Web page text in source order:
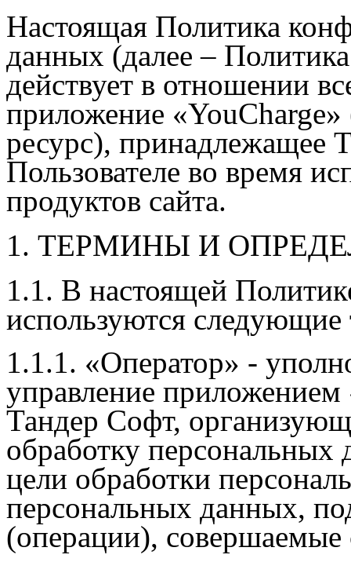
Настоящая Политика
данных (далее –
действует в отношении
приложение «YouCharge»
ресурс), принадлежащее
Пользователе во время
продуктов сайта.
1. ТЕРМИНЫ И
1.1. В настоящей
используются
1.1.1. «Оператор» -
управление приложением
Тандер Софт,
обработку
цели обработки
персональных данных,
(операции),